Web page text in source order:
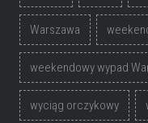
Warszawa
weekendowy wypad
wyciąg orczykowy